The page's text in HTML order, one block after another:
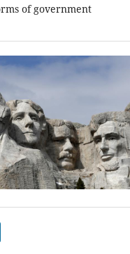
of government